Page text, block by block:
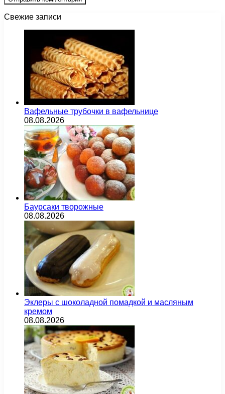
Свежие записи
Вафельные трубочки в вафельнице
08.08.2026
Баурсаки творожные
08.08.2026
Эклеры с шоколадной помадкой и масляным
кремом
08.08.2026